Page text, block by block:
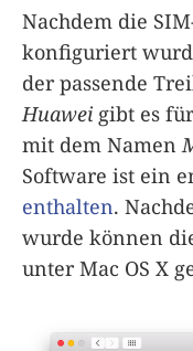
Nachdem die
konfiguriert
der passende
Huawei gibt es
mit dem Namen
Software ist ein
enthalten.
wurde können
unter Mac OS X